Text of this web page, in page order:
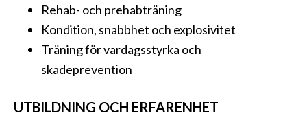
Rehab- och prehabträning
Kondition, snabbhet och explosivitet
Träning för vardagsstyrka och
skadeprevention
UTBILDNING OCH ERFARENHET